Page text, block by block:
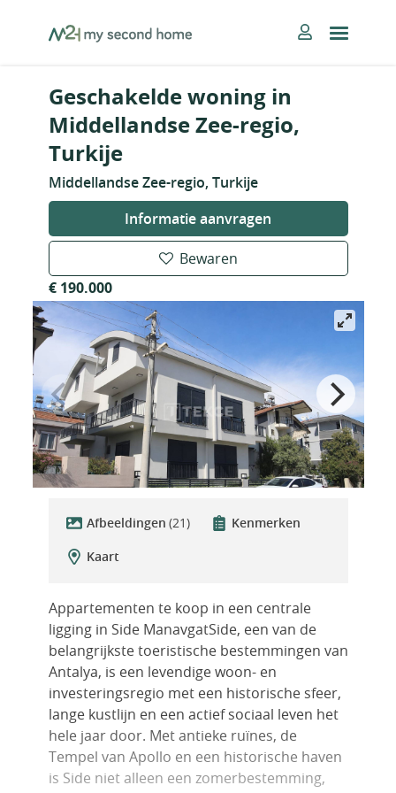
MySecondHome
Geschakelde woning in
Middellandse Zee-regio,
Turkije
Middellandse Zee-regio, Turkije
Informatie aanvragen
Bewaren
€ 190.000
Afbeeldingen (21)
Kenmerken
Kaart
Appartementen te koop in een centrale
ligging in Side ManavgatSide, een van de
belangrijkste toeristische bestemmingen van
Antalya, is een levendige woon- en
investeringsregio met een historische sfeer,
lange kustlijn en een actief sociaal leven het
hele jaar door. Met antieke ruïnes, de
Tempel van Apollo en een historische haven
is Side niet alleen een zomerbestemming,